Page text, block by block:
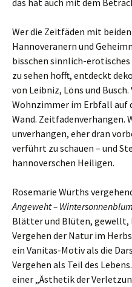
das hat auch mit dem
Wer die Zeitfäden mit
Hannoveranern und
bisschen sinnlich-
zu sehen hofft, entdeckt
von Leibniz, Löns und
Wohnzimmer im Erbfall auf
Wand. Zeitfadenverhangen.
unverhangen, eher dran
verführt zu schauen – und
hannoverschen Heiligen.
Rosemarie Würths
Angeweht –
Blätter und Blüten, gewellt,
Vergehen der Natur im
ein Vanitas-Motiv als die
Vergehen als Teil des
einer „Ästhetik der